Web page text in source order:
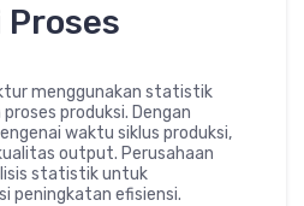
menggunakan statistik
produksi. Dengan
waktu siklus produksi,
output. Perusahaan
statistik untuk
peningkatan efisiensi.